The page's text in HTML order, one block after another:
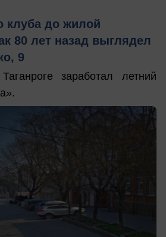
клуба до жилой
80 лет назад выглядел
9
заработал летний